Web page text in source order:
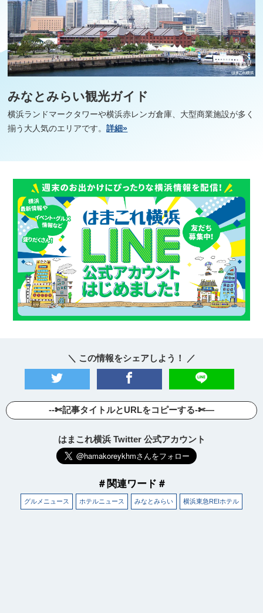
みなとみらい観光ガイド
横浜ランドマークタワーや横浜赤レンガ倉庫、大型商業施設が多く
揃う大人気のエリアです。詳細»
＼ この情報をシェアしよう！ ／
--✄記事タイトルとURLをコピーする-✄—
はまこれ横浜 Twitter 公式アカウント
＃関連ワード＃
グルメニュース ホテルニュース みなとみらい 横浜東急REIホテル